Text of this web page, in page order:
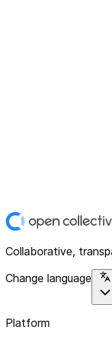
Collaborative,
Change language
Platform